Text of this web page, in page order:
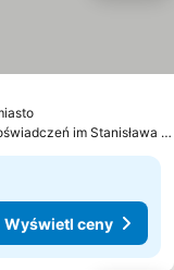
3.5 km do: Ogród Doświadczeń im Stanisława Lema
Wyświetl ceny